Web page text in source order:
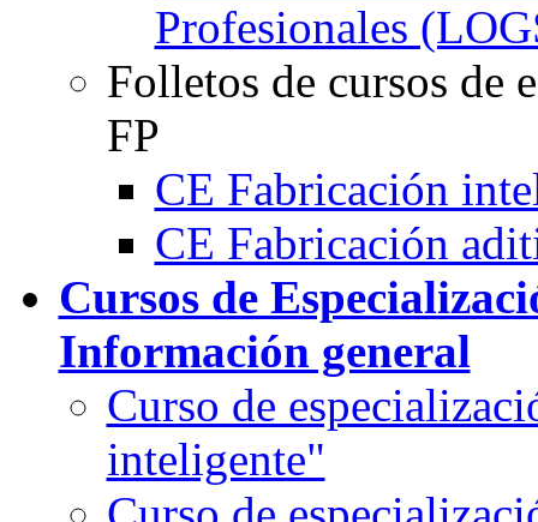
Profesionales
Folletos de cursos de
FP
CE Fabricación
CE Fabricación
Cursos de
Información general
Curso de
inteligente"